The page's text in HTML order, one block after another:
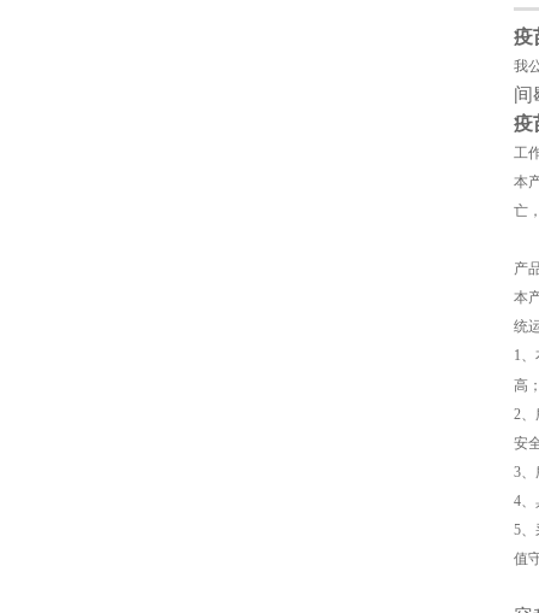
疫
我
间
疫
工
本
亡
产
本
统
1
高
2、
安
3、
4、
5、
值